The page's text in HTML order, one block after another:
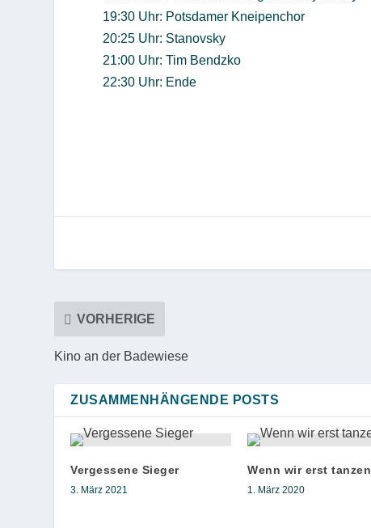
19:30 Uhr: Potsdamer Kneipenchor
20:25 Uhr: Stanovsky
21:00 Uhr: Tim Bendzko
22:30 Uhr: Ende
VORHERIGE
Kino an der Badewiese
ZUSAMMENHÄNGENDE POSTS
Vergessene Sieger
3. März 2021
Wenn wir erst tanzen
1. März 2020